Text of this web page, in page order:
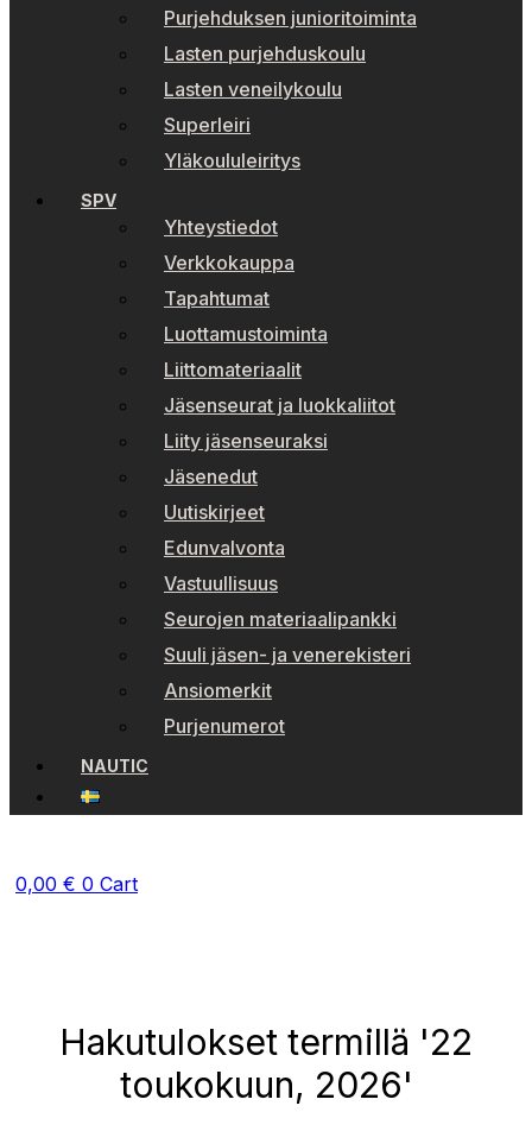
Purjehduksen junioritoiminta
Lasten purjehduskoulu
Lasten veneilykoulu
Superleiri
Yläkoululeiritys
SPV
Yhteystiedot
Verkkokauppa
Tapahtumat
Luottamustoiminta
Liittomateriaalit
Jäsenseurat ja luokkaliitot
Liity jäsenseuraksi
Jäsenedut
Uutiskirjeet
Edunvalvonta
Vastuullisuus
Seurojen materiaalipankki
Suuli jäsen- ja venerekisteri
Ansiomerkit
Purjenumerot
NAUTIC
0,00 € 0 Cart
Hakutulokset termillä '22
toukokuun, 2026'